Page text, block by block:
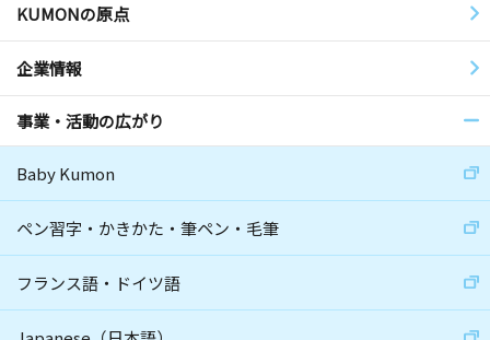
KUMONの原点
企業情報
事業・活動の広がり
Baby Kumon
ペン習字・かきかた・筆ペン・毛筆
フランス語・ドイツ語